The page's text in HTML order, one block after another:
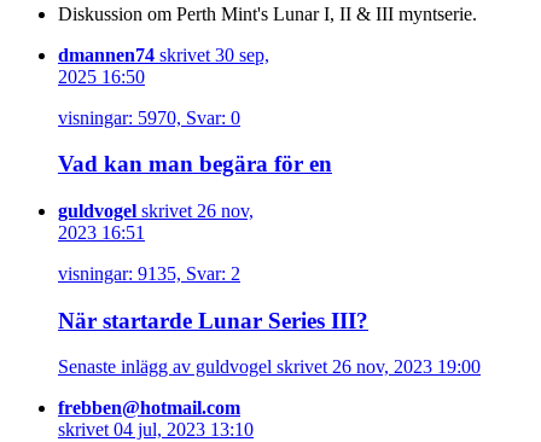
Diskussion om Perth Mint's Lunar I, II & III myntserie.
dmannen74 skrivet 30 sep,
2025 16:50
visningar: 5970, Svar: 0
Vad kan man begära för en
guldvogel skrivet 26 nov,
2023 16:51
visningar: 9135, Svar: 2
När startarde Lunar Series III?
Senaste inlägg av guldvogel skrivet 26 nov, 2023 19:00
frebben@hotmail.com
skrivet 04 jul, 2023 13:10